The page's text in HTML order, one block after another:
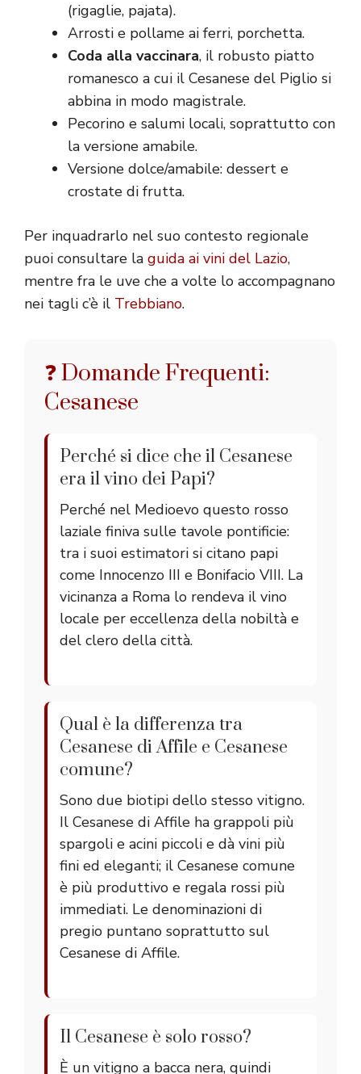
(rigaglie, pajata).
Arrosti e pollame ai ferri, porchetta.
Coda alla vaccinara, il robusto piatto
romanesco a cui il Cesanese del Piglio si
abbina in modo magistrale.
Pecorino e salumi locali, soprattutto con
la versione amabile.
Versione dolce/amabile: dessert e
crostate di frutta.
Per inquadrarlo nel suo contesto regionale
puoi consultare la guida ai vini del Lazio,
mentre fra le uve che a volte lo accompagnano
nei tagli c’è il Trebbiano.
❓ Domande Frequenti:
Cesanese
Perché si dice che il Cesanese
era il vino dei Papi?
Perché nel Medioevo questo rosso
laziale finiva sulle tavole pontificie:
tra i suoi estimatori si citano papi
come Innocenzo III e Bonifacio VIII. La
vicinanza a Roma lo rendeva il vino
locale per eccellenza della nobiltà e
del clero della città.
Qual è la differenza tra
Cesanese di Affile e Cesanese
comune?
Sono due biotipi dello stesso vitigno.
Il Cesanese di Affile ha grappoli più
spargoli e acini piccoli e dà vini più
fini ed eleganti; il Cesanese comune
è più produttivo e regala rossi più
immediati. Le denominazioni di
pregio puntano soprattutto sul
Cesanese di Affile.
Il Cesanese è solo rosso?
È un vitigno a bacca nera, quindi